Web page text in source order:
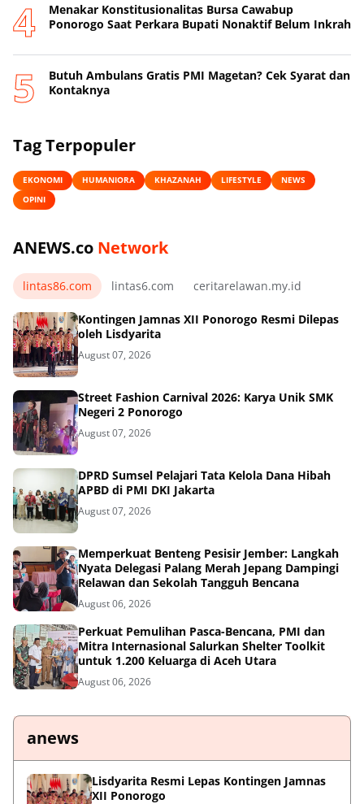
Menakar Konstitusionalitas Bursa Cawabup
Ponorogo Saat Perkara Bupati Nonaktif Belum Inkrah
Butuh Ambulans Gratis PMI Magetan? Cek Syarat dan
Kontaknya
Tag Terpopuler
EKONOMI HUMANIORA KHAZANAH LIFESTYLE
NEWS
OPINI
ANEWS.co Network
lintas86.com lintas6.com ceritarelawan.my.id
Kontingen Jamnas XII Ponorogo Resmi Dilepas
oleh Lisdyarita
August 07, 2026
Street Fashion Carnival 2026: Karya Unik SMK
Negeri 2 Ponorogo
August 07, 2026
DPRD Sumsel Pelajari Tata Kelola Dana Hibah
APBD di PMI DKI Jakarta
August 07, 2026
Memperkuat Benteng Pesisir Jember: Langkah
Nyata Delegasi Palang Merah Jepang Dampingi
Relawan dan Sekolah Tangguh Bencana
August 06, 2026
Perkuat Pemulihan Pasca-Bencana, PMI dan
Mitra Internasional Salurkan Shelter Toolkit
untuk 1.200 Keluarga di Aceh Utara
August 06, 2026
anews
Lisdyarita Resmi Lepas Kontingen Jamnas
XII Ponorogo